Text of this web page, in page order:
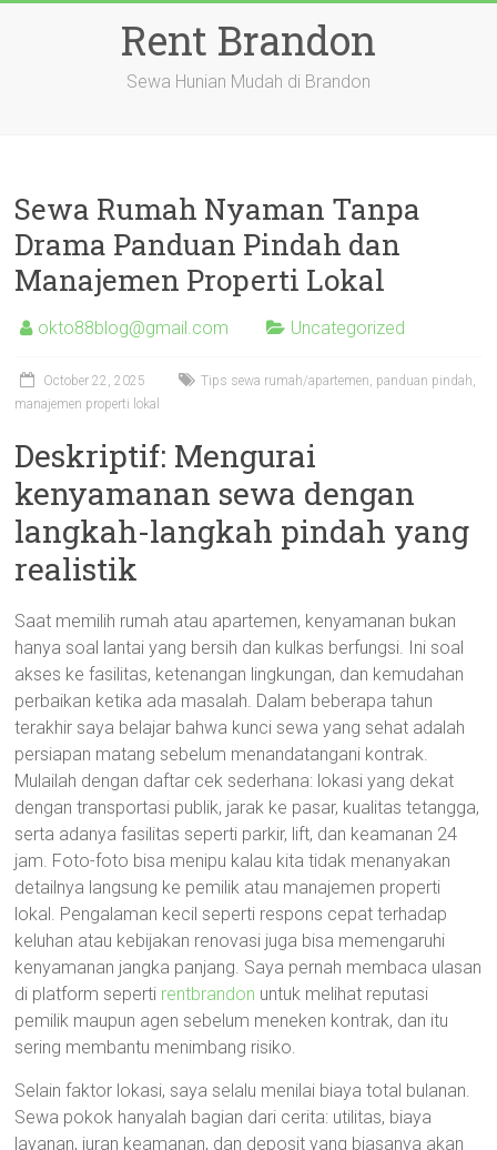
Rent Brandon
Sewa Hunian Mudah di Brandon
Sewa Rumah Nyaman Tanpa
Drama Panduan Pindah dan
Manajemen Properti Lokal
okto88blog@gmail.com Uncategorized
October 22, 2025
Tips sewa rumah/apartemen, panduan pindah,
manajemen properti lokal
Deskriptif: Mengurai
kenyamanan sewa dengan
langkah-langkah pindah yang
realistik
Saat memilih rumah atau apartemen, kenyamanan bukan
hanya soal lantai yang bersih dan kulkas berfungsi. Ini soal
akses ke fasilitas, ketenangan lingkungan, dan kemudahan
perbaikan ketika ada masalah. Dalam beberapa tahun
terakhir saya belajar bahwa kunci sewa yang sehat adalah
persiapan matang sebelum menandatangani kontrak.
Mulailah dengan daftar cek sederhana: lokasi yang dekat
dengan transportasi publik, jarak ke pasar, kualitas tetangga,
serta adanya fasilitas seperti parkir, lift, dan keamanan 24
jam. Foto-foto bisa menipu kalau kita tidak menanyakan
detailnya langsung ke pemilik atau manajemen properti
lokal. Pengalaman kecil seperti respons cepat terhadap
keluhan atau kebijakan renovasi juga bisa memengaruhi
kenyamanan jangka panjang. Saya pernah membaca ulasan
di platform seperti rentbrandon untuk melihat reputasi
pemilik maupun agen sebelum meneken kontrak, dan itu
sering membantu menimbang risiko.
Selain faktor lokasi, saya selalu menilai biaya total bulanan.
Sewa pokok hanyalah bagian dari cerita: utilitas, biaya
layanan, iuran keamanan, dan deposit yang biasanya akan